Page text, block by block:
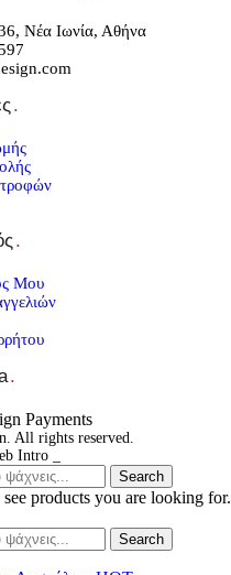
Νέα Ιωνία, Αθήνα
.
.
Μου
.
All rights reserved.
Intro _
Search
products you are looking for.
Search